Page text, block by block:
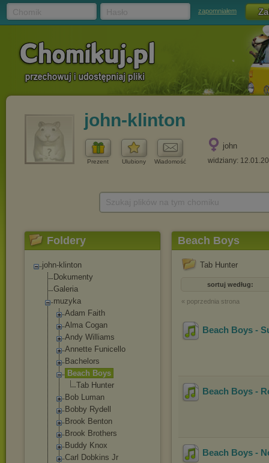
zapomniałem
john-klinton
Prezent Ulubiony Wiadomość
john
widziany:
Foldery
john-klinton
Dokumenty
Galeria
muzyka
Adam Faith
Alma Cogan
Andy Williams
Annette Funicello
Bachelors
Beach Boys
Tab Hunter
Bob Luman
Bobby Rydell
Brook Benton
Brook Brothers
Buddy Knox
Carl Dobkins Jr
Beach Boys
Tab Hunter
sortuj według:
« poprzednia strona
Beach Boys -
Beach Boys -
Beach Boys -